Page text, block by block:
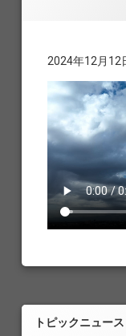
2024年12月12
トピックニュース